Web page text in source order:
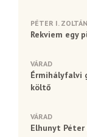
PÉTER I. ZOLTÁN
Rekviem egy
VÁRAD
Érmihályfalvi
költő
VÁRAD
Elhunyt Péter